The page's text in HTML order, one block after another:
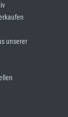
unserer